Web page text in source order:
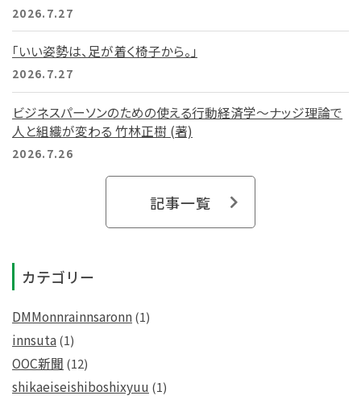
2026.7.27
「いい姿勢は、足が着く椅子から。」
2026.7.27
ビジネスパーソンのための使える行動経済学～ナッジ理論で
人と組織が変わる 竹林正樹 (著)
2026.7.26
記事一覧
カテゴリー
DMMonnrainnsaronn(1)
innsuta(1)
OOC新聞 (12)
shikaeiseishiboshixyuu (1)